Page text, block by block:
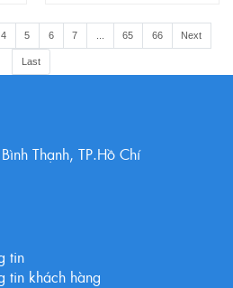
4 5 6 7 65 66 Next
Last
Thạnh, TP.Hồ Chí
tin
tin khách hàng